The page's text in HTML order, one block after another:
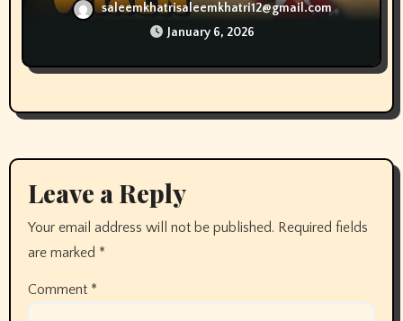
saleemkhatrisaleemkhatri12@gmail.com
January 6, 2026
Leave a Reply
Your email address will not be published. Required fields
are marked *
Comment *